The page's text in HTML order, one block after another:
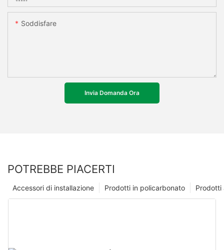
Soddisfare
Invia Domanda Ora
POTREBBE PIACERTI
Prodotti
Prodotti in policarbonato
Accessori di installazione